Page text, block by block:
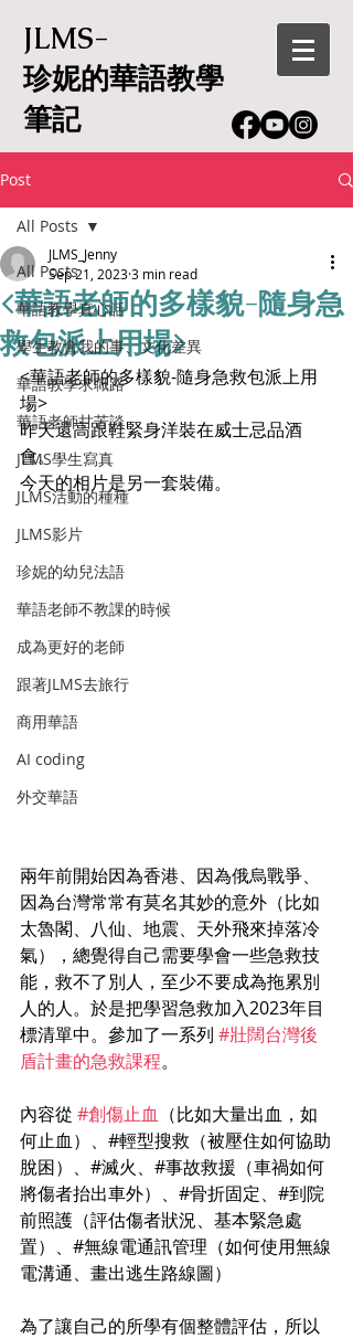
JLMS-
珍妮的華語教學
筆記
Post
All Posts
華語教學真心話
學生教會我的事、文化差異
華語教學求職路
華語老師甘苦談
JLMS學生寫真
JLMS活動的種種
JLMS影片
珍妮的幼兒法語
華語老師不教課的時候
成為更好的老師
跟著JLMS去旅行
商用華語
AI coding
外交華語
All Posts
<華語老師的多樣貌-隨身急
救包派上用場>
JLMS_Jenny
Sep 21, 20233 min read
<華語老師的多樣貌-隨身急救包派上用
場>
昨天還高跟鞋緊身洋裝在威士忌品酒
會。
今天的相片是另一套裝備。
兩年前開始因為香港、因為俄烏戰爭、
因為台灣常常有莫名其妙的意外（比如
太魯閣、八仙、地震、天外飛來掉落冷
氣），總覺得自己需要學會一些急救技
能，救不了別人，至少不要成為拖累別
人的人。於是把學習急救加入2023年目
標清單中。參加了一系列 #壯闊台灣後
盾計畫的急救課程。
內容從 #創傷止血 （比如大量出血，如
何止血）、#輕型搜救（被壓住如何協助
脫困）、#滅火、#事故救援（車禍如何
將傷者抬出車外）、#骨折固定、#到院
前照護（評估傷者狀況、基本緊急處
置）、#無線電通訊管理（如何使用無線
電溝通、畫出逃生路線圖）
為了讓自己的所學有個整體評估，所以